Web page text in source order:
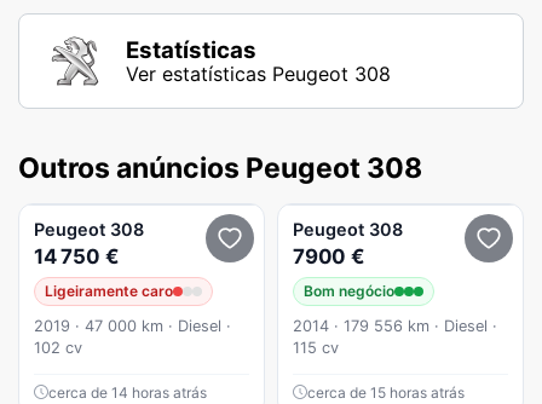
Estatísticas
Ver estatísticas Peugeot 308
Outros anúncios Peugeot 308
Peugeot 308
14 750 €
Ligeiramente caro
2019 · 47 000 km · Diesel ·
102 cv
cerca de 14 horas atrás
Peugeot 308
7900 €
Bom negócio
2014 · 179 556 km · Diesel ·
115 cv
cerca de 15 horas atrás